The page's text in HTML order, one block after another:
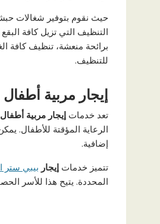
حيث نقوم بتوفير شغالات
التنظيف التي تزيل كافة
برائحة منعشة، تنظيف كافة
للتنظيف.
إيجار مربية
تعد خدمات إيجار مربية
الرعاية المؤقتة للأطفال.
إضافية.
تتميز خدمات إيجار بيبي ستر
المحددة. يتيح هذا للأسر